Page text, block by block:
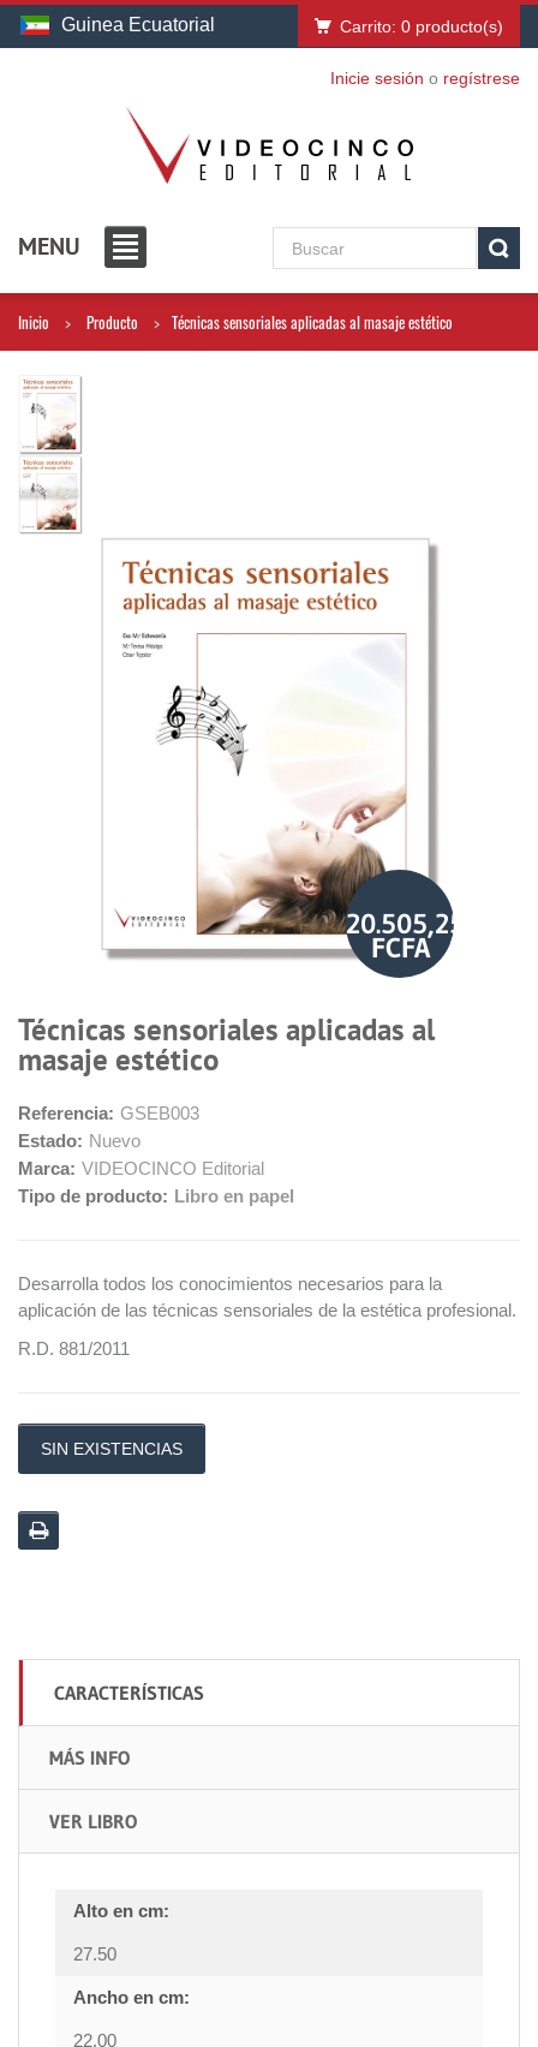
Guinea Ecuatorial Carrito: 0 producto(s)
Inicie sesión o regístrese
MENU
Inicio Producto Técnicas sensoriales aplicadas al masaje estético
20.505,25
FCFA
Técnicas sensoriales aplicadas al
masaje estético
Referencia: GSEB003
Estado: Nuevo
Marca: VIDEOCINCO Editorial
Tipo de producto: Libro en papel
Desarrolla todos los conocimientos necesarios para la
aplicación de las técnicas sensoriales de la estética profesional.
R.D. 881/2011
SIN EXISTENCIAS
CARACTERÍSTICAS
MÁS INFO
VER LIBRO
Alto en cm:
27.50
Ancho en cm:
22.00